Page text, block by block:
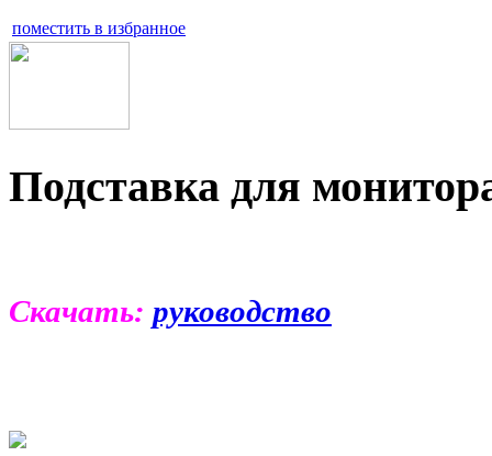
поместить в избранное
Подставка для
Скачать: руководство